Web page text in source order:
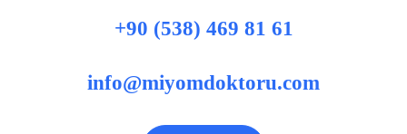
+90 (538) 469 81 61
info@miyomdoktoru.com